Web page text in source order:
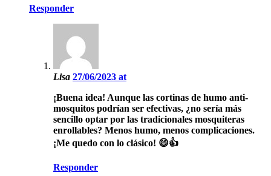
Responder
Lisa 27/06/2023 at
¡Buena idea! Aunque las cortinas de humo anti-
mosquitos podrían ser efectivas, ¿no sería más
sencillo optar por las tradicionales mosquiteras
enrollables? Menos humo, menos complicaciones.
¡Me quedo con lo clásico! 😄👍
Responder